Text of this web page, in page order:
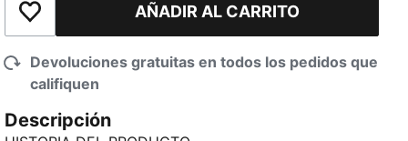
Añadir a la lista de deseosAÑADIR AL CARRITO
Devoluciones gratuitas en todos los pedidos que
califiquen
Descripción